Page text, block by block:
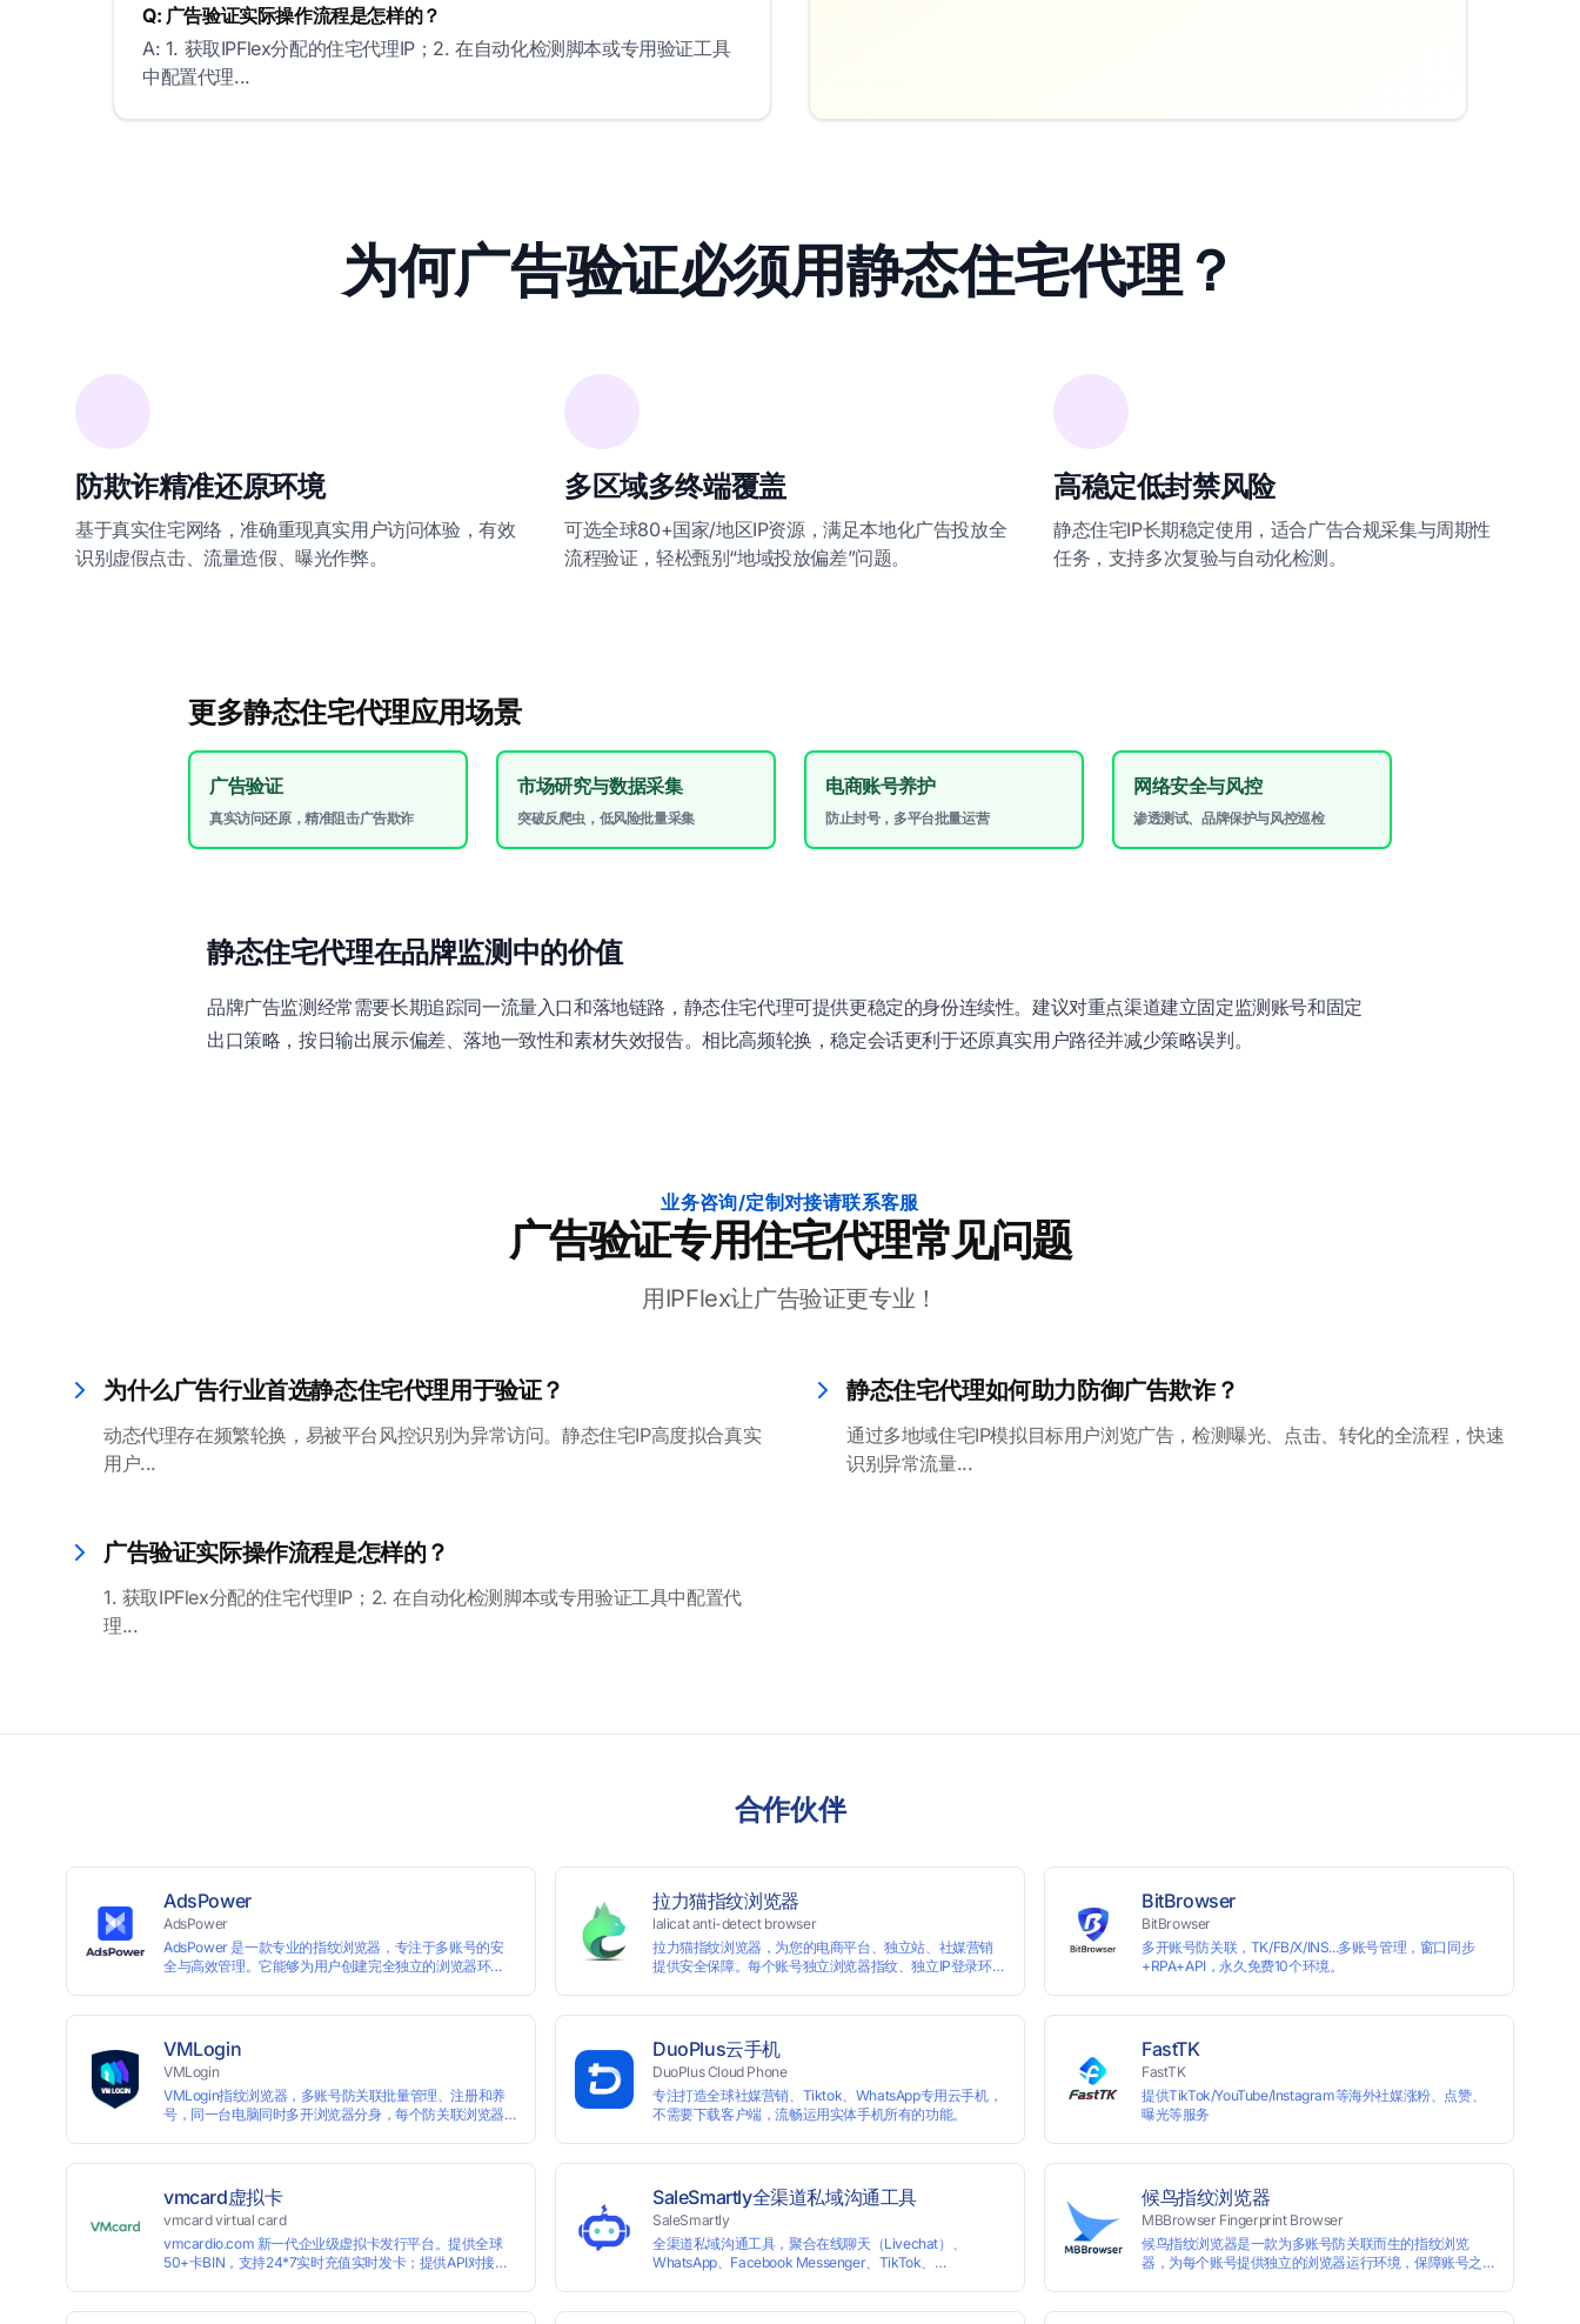
Q: 广告验证实际操作流程是怎样的？
A: 1. 获取IPFlex分配的住宅代理IP；2. 在自动化检测脚本或专用验证工具
中配置代理...
为何广告验证必须用静态住宅代理？
防欺诈精准还原环境
基于真实住宅网络，准确重现真实用户访问体验，有效
识别虚假点击、流量造假、曝光作弊。
多区域多终端覆盖
可选全球80+国家/地区IP资源，满足本地化广告投放全
流程验证，轻松甄别“地域投放偏差”问题。
高稳定低封禁风险
静态住宅IP长期稳定使用，适合广告合规采集与周期性
任务，支持多次复验与自动化检测。
更多静态住宅代理应用场景
广告验证
真实访问还原，精准阻击广告欺诈
市场研究与数据采集
突破反爬虫，低风险批量采集
电商账号养护
防止封号，多平台批量运营
网络安全与风控
渗透测试、品牌保护与风控巡检
静态住宅代理在品牌监测中的价值
品牌广告监测经常需要长期追踪同一流量入口和落地链路，静态住宅代理可提供更稳定的身份连续性。建议对重点渠道建立固定监测账号和固定
出口策略，按日输出展示偏差、落地一致性和素材失效报告。相比高频轮换，稳定会话更利于还原真实用户路径并减少策略误判。
业务咨询/定制对接请联系客服
广告验证专用住宅代理常见问题
用IPFlex让广告验证更专业！
为什么广告行业首选静态住宅代理用于验证？
动态代理存在频繁轮换，易被平台风控识别为异常访问。静态住宅IP高度拟合真实
用户...
静态住宅代理如何助力防御广告欺诈？
通过多地域住宅IP模拟目标用户浏览广告，检测曝光、点击、转化的全流程，快速
识别异常流量...
广告验证实际操作流程是怎样的？
1. 获取IPFlex分配的住宅代理IP；2. 在自动化检测脚本或专用验证工具中配置代
理...
合作伙伴
AdsPower
AdsPower
AdsPower 是一款专业的指纹浏览器，专注于多账号的安
全与高效管理。它能够为用户创建完全独立的浏览器环
拉力猫指纹浏览器
lalicat anti-detect browser
拉力猫指纹浏览器，为您的电商平台、独立站、社媒营销
提供安全保障。每个账号独立浏览器指纹、独立IP登录环
BitBrowser
BitBrowser
多开账号防关联，TK/FB/X/INS...多账号管理，窗口同步
+RPA+API，永久免费10个环境。
VMLogin
VMLogin
VMLogin指纹浏览器，多账号防关联批量管理、注册和养
号，同一台电脑同时多开浏览器分身，每个防关联浏览器
DuoPlus云手机
DuoPlus Cloud Phone
专注打造全球社媒营销、Tiktok、WhatsApp专用云手机，
不需要下载客户端，流畅运用实体手机所有的功能。
FastTK
FastTK
提供TikTok/YouTube/Instagram等海外社媒涨粉、点赞、
曝光等服务
vmcard虚拟卡
vmcard virtual card
vmcardio.com 新一代企业级虚拟卡发行平台。提供全球
50+卡BIN，支持24*7实时充值实时发卡；提供API对接和
SaleSmartly全渠道私域沟通工具
SaleSmartly
全渠道私域沟通工具，聚合在线聊天（Livechat）、
WhatsApp、Facebook Messenger、TikTok、
候鸟指纹浏览器
MBBrowser Fingerprint Browser
候鸟指纹浏览器是一款为多账号防关联而生的指纹浏览
器，为每个账号提供独立的浏览器运行环境，保障账号之